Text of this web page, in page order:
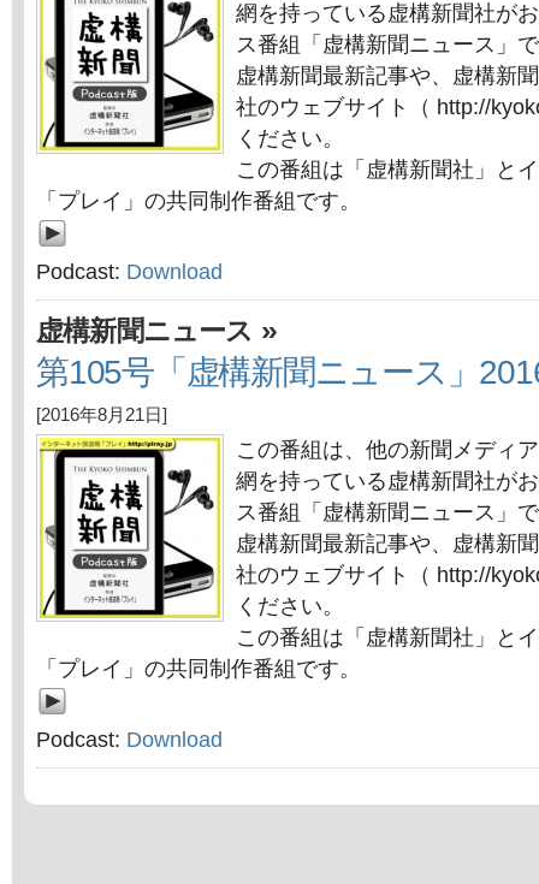
網を持っている虚構新聞社が
ス番組「虚構新聞ニュース」
虚構新聞最新記事や、虚構新
社のウェブサイト（ http://
ください。
この番組は「虚構新聞社」と
「プレイ」の共同制作番組です。
Podcast: Download
虚構新聞ニュース »
第105号「虚構新聞ニュース」
[2016年8月21日]
この番組は、他の新聞メディ
網を持っている虚構新聞社が
ス番組「虚構新聞ニュース」
虚構新聞最新記事や、虚構新
社のウェブサイト（ http://
ください。
この番組は「虚構新聞社」と
「プレイ」の共同制作番組です。
Podcast: Download